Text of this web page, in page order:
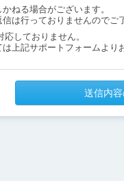
ねる場合がございます。
は行っておりませんのでご
しておりません。
上記サポートフォームより
送信内